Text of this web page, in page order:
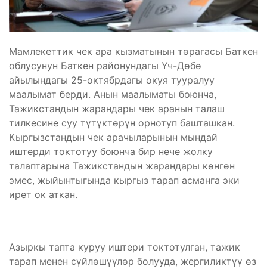
Мамлекеттик чек ара кызматынын төрагасы Баткен
облусунун Баткен районундагы Үч-Дөбө
айылындагы 25-октябрдагы окуя тууралуу
маалымат берди. Анын маалыматы боюнча,
Тажикстандын жарандары чек аранын талаш
тилкесине суу түтүктөрүн орнотуп башташкан.
Кыргызстандын чек арачыларынын мындай
иштерди токтотуу боюнча бир нече жолку
талаптарына Тажикстандын жарандары көнгөн
эмес, жыйынтыгында кыргыз тарап асманга эки
ирет ок аткан.
Азыркы тапта куруу иштери токтотулган, тажик
тарап менен сүйлөшүүлөр болууда, жергиликтүү өз